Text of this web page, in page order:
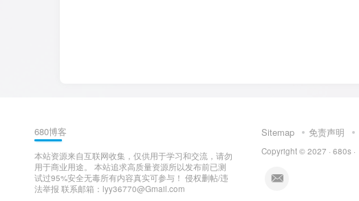
680博客
本站资源来自互联网收集，仅供用于学习和交流，请勿
用于商业用途。 本站追求高质量资源所以发布前已测
试过95%安全无毒所有内容真实可参与！ 侵权删帖/违
法举报 联系邮箱：lyy36770@Gmail.com
Sitemap 免责声明
Copyright © 2027 · 680s ·